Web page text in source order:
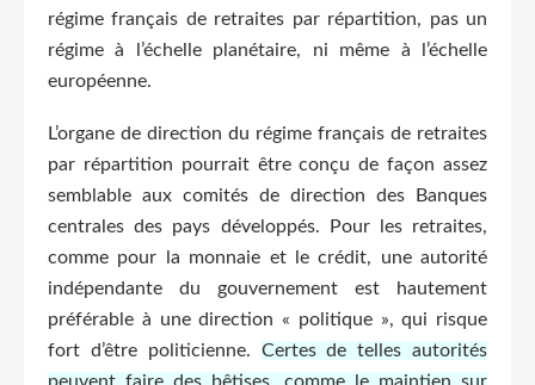
régime français de retraites par répartition, pas un
régime à l’échelle planétaire, ni même à l’échelle
européenne.
L’organe de direction du régime français de retraites
par répartition pourrait être conçu de façon assez
semblable aux comités de direction des Banques
centrales des pays développés. Pour les retraites,
comme pour la monnaie et le crédit, une autorité
indépendante du gouvernement est hautement
préférable à une direction « politique », qui risque
fort d’être politicienne. Certes de telles autorités